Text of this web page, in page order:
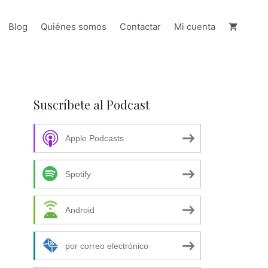
Blog Quiénes somos Contactar Mi cuenta
Suscríbete al Podcast
Apple Podcasts
Spotify
Android
por correo electrónico